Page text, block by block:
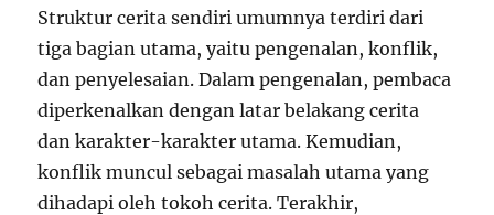
Struktur cerita sendiri umumnya terdiri dari
tiga bagian utama, yaitu pengenalan, konflik,
dan penyelesaian. Dalam pengenalan, pembaca
diperkenalkan dengan latar belakang cerita
dan karakter-karakter utama. Kemudian,
konflik muncul sebagai masalah utama yang
dihadapi oleh tokoh cerita. Terakhir,